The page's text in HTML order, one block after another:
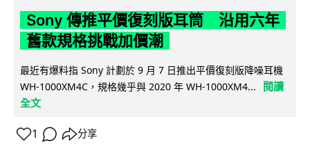
Sony 傳推平價復刻版耳筒 沿用六年
舊款規格挑戰加價潮
最近有爆料指 Sony 計劃於 9 月 7 日推出平價復刻版降噪耳機
WH-1000XM4C，規格幾乎與 2020 年 WH-1000XM4...
閱讀
全文
1 分享